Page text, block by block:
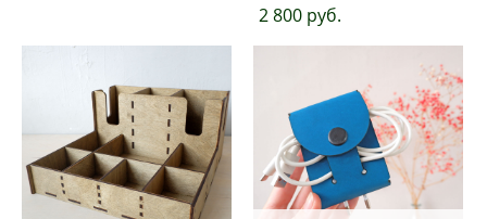
2 800 pуб.